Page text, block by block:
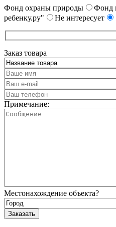
Фонд охраны природы
Фонд
ребенку.ру"
Не интересует
Заказ товара
Примечание:
Местонахождение объекта?